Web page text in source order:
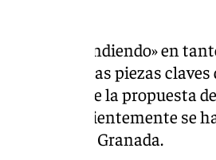
va a ir extendiendo» en
ser «una de las piezas
y adhesión de la propuesta
como recientemente se
Cofradías de Granada.